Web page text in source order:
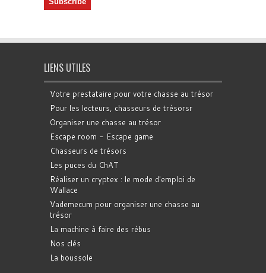
LIENS UTILES
Votre prestataire pour votre chasse au trésor
Pour les lecteurs, chasseurs de trésorsr
Organiser une chasse au trésor
Escape room - Escape game
Chasseurs de trésors
Les puces du ChAT
Réaliser un cryptex : le mode d'emploi de
Wallace
Vademecum pour organiser une chasse au
trésor
La machine à faire des rébus
Nos clés
La boussole